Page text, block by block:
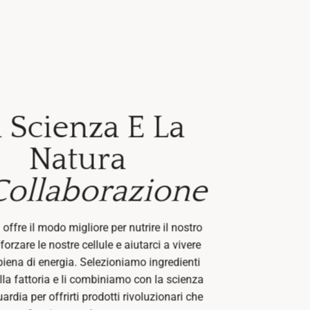
Scienza E La
Natura
offre il modo migliore per nutrire il nostro
le nostre cellule e aiutarci a vivere
di energia. Selezioniamo ingredienti
fattoria e li combiniamo con la scienza
per offrirti prodotti rivoluzionari che